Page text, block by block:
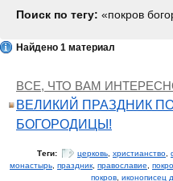
Поиск по тегу: «покров
Найдено 1 материал
ВСЕ, ЧТО ВАМ
ВЕЛИКИЙ ПРАЗДНИК
БОГОРОДИЦЫ!
Теги: церковь христианство
монастырь праздник православие
покров иконописец